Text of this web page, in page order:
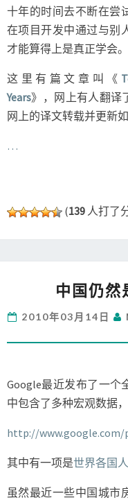
十年的时间去不断在尝
在项目开发中通过与别
才能算得上是真正学会。
这里有篇文章叫《
Years》，网上有人翻译
网上的译文转载并更新如
…
(139 人打了
中国仍然
2010年03月14日
Google最近发布了一个
中包含了多种宏观数据
http://
其中有一项是世界各国
虽然最近一些中国城市